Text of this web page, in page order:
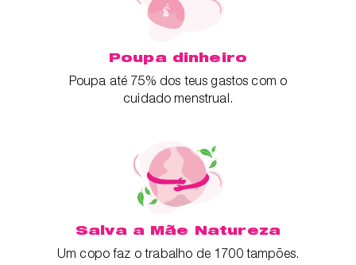
Poupa dinheiro
Poupa até 75% dos teus gastos com o
cuidado menstrual.
Salva a Mãe Natureza
Um copo faz o trabalho de 1700 tampões.